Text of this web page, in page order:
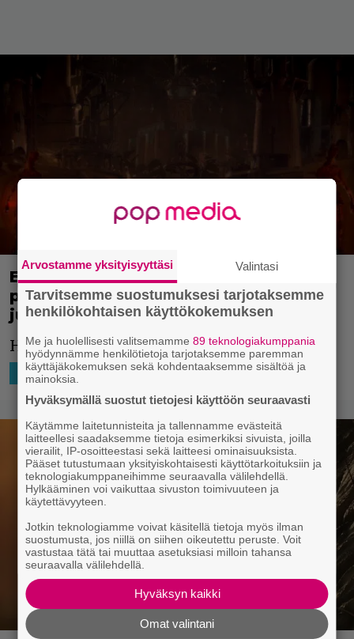
Erikoisefekti-ikoni Phil Tippetin
pitkään odotetusta kauhuelokuvasta
julkaistiin ensimmäinen traileri
Huh huh! Nyt nimittäin lähtee!
HOLLYWOOD 29.7.2021 21:40 Niko Ikonen
Arvostamme yksityisyyttäsi Valintasi
Tarvitsemme suostumuksesi tarjotaksemme
henkilökohtaisen käyttökokemuksen
Me ja huolellisesti valitsemamme89 teknologiakumppania
hyödynnämme henkilötietoja tarjotaksemme paremman
käyttäjäkokemuksen sekä kohdentaaksemme sisältöä ja
mainoksia.
Hyväksymällä suostut tietojesi käyttöön seuraavasti
Käytämme laitetunnisteita ja tallennamme evästeitä
laitteellesi saadaksemme tietoja esimerkiksi sivuista, joilla
vierailit, IP-osoitteestasi sekä laitteesi ominaisuuksista.
Pääset tutustumaan yksityiskohtaisesti käyttötarkoituksiin ja
teknologiakumppaneihimme seuraavalla välilehdellä.
Hylkääminen voi vaikuttaa sivuston toimivuuteen ja
käytettävyyteen.
Jotkin teknologiamme voivat käsitellä tietoja myös ilman
suostumusta, jos niillä on siihen oikeutettu peruste. Voit
vastustaa tätä tai muuttaa asetuksiasi milloin tahansa
seuraavalla välilehdellä.
Hyväksyn kaikki
Omat valintani